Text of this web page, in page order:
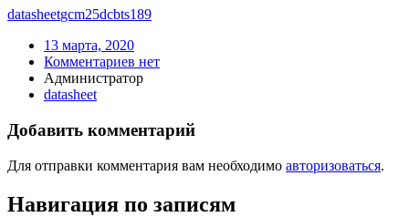
datasheetgcm25dcbts189
13 марта, 2020
Комментариев нет
Администратор
datasheet
Добавить комментарий
Для отправки комментария вам необходимо авторизоваться.
Навигация по записям